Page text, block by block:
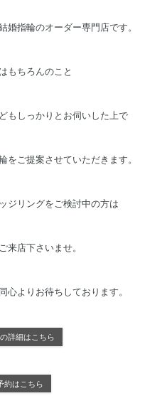
婚指輪のオーダー専門店です。
もちろんのこと
もしっかりとお伺いした上で
をご提案させていただきます。
ジリングをご検討中の方は
来店下さいませ。
心よりお待ちしております。
詳細はこちら
約はこちら